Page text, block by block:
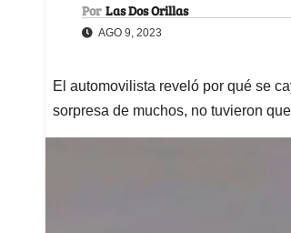
Por Las Dos Orillas
AGO 9, 2023
El automovilista reveló por qué se
sorpresa de muchos, no tuvieron